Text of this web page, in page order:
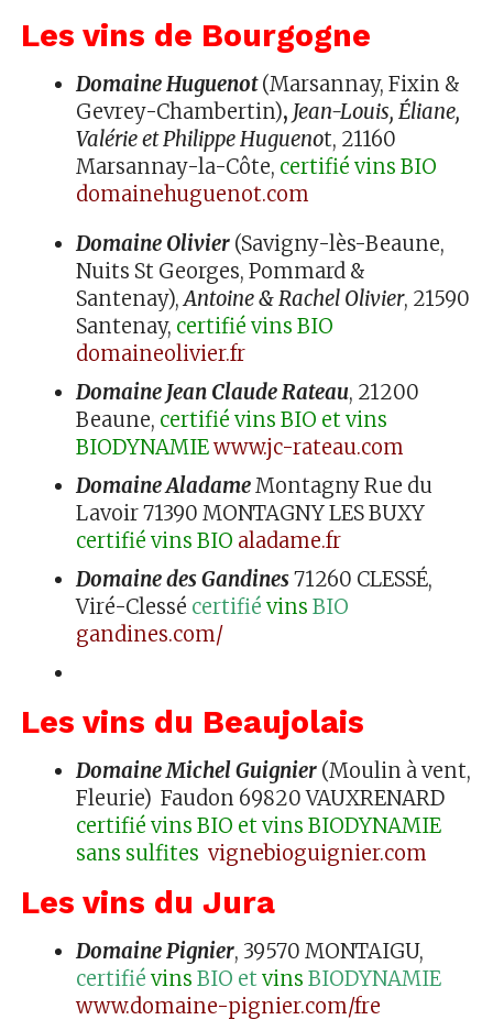
Les vins de Bourgogne
Domaine Huguenot(Marsannay, Fixin &
Gevrey-Chambertin), Jean-Louis, Éliane,
Valérie et Philippe Huguenot, 21160
Marsannay-la-Côte, certifié vins BIO
domainehuguenot.com
Domaine Olivier (Savigny-lès-Beaune,
Nuits St Georges, Pommard &
Santenay),Antoine & Rachel Olivier, 21590
Santenay, certifié vins BIO
domaineolivier.fr
Domaine Jean Claude Rateau, 21200
Beaune, certifié vins BIO et vins
BIODYNAMIEwww.jc-rateau.com
Domaine AladameMontagny Rue du
Lavoir 71390 MONTAGNY LES BUXY
certifié vins BIO aladame.fr
Domaine des Gandines71260 CLESSÉ,
Viré-Clessé certifié vins BIO
gandines.com/
Les vins du Beaujolais
Domaine Michel Guignier(Moulin à vent,
Fleurie) Faudon 69820 VAUXRENARD
certifié vins BIO et vins BIODYNAMIE
sans sulfites vignebioguignier.com
Les vins du Jura
Domaine Pignier, 39570 MONTAIGU,
certifié vins BIO et vins BIODYNAMIE
www.domaine-pignier.com/fre